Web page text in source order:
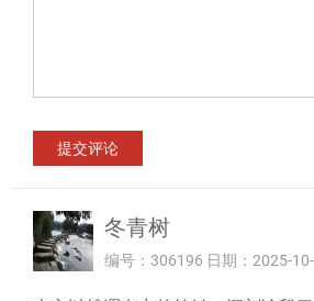
冬青树
编号：306196 日期：2025-